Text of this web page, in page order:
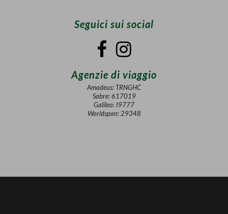
Seguici sui social
Agenzie di viaggio
Amadeus: TRNGHC
Sabre: 617019
Galileo: I9777
Worldspan: 29348